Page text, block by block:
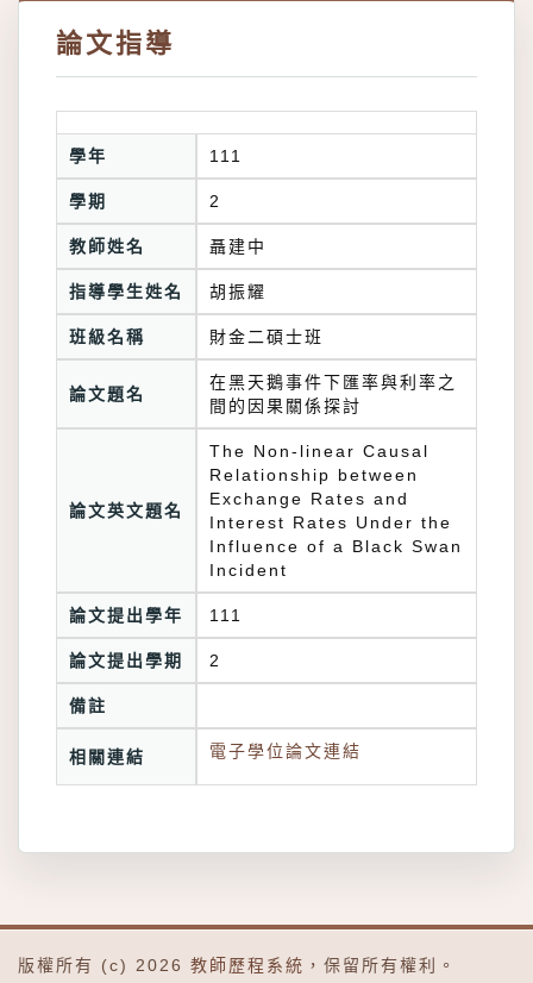
論文指導
學年 111
學期 2
教師姓名 聶建中
指導學生姓名 胡振耀
班級名稱 財金二碩士班
論文題名
在黑天鵝事件下匯率與利率之
間的因果關係探討
論文英文題名
The Non-linear Causal
Relationship between
Exchange Rates and
Interest Rates Under the
Influence of a Black Swan
Incident
論文提出學年 111
論文提出學期 2
備註
相關連結 電子學位論文連結
版權所有 (c) 2026 教師歷程系統 ，保留所有權利。